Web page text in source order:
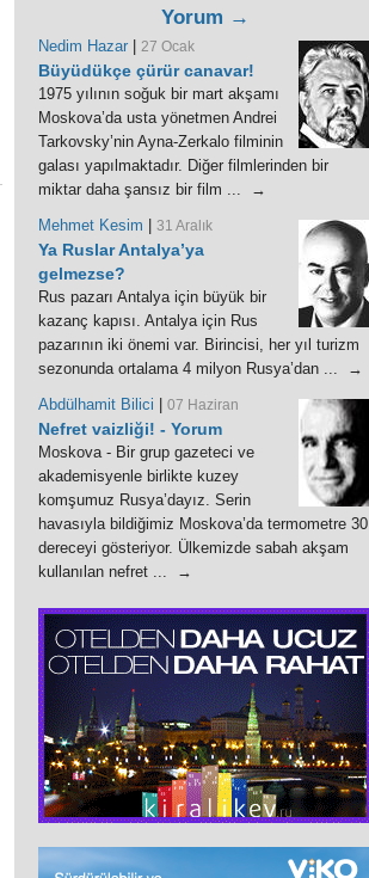
Yorum →
Nedim Hazar 27 Ocak
Büyüdükçe çürür canavar!
1975 yılının soğuk bir mart akşamı
Moskova’da usta yönetmen Andrei
Tarkovsky’nin Ayna-Zerkalo filminin
galası yapılmaktadır. Diğer filmlerinden bir
miktar daha şansız bir film ... →
Mehmet Kesim
31 Aralık
​Ya Ruslar Antalya’ya
gelmezse?
Rus pazarı Antalya için büyük bir
kazanç kapısı. Antalya için Rus
pazarının iki önemi var. Birincisi, her yıl turizm
sezonunda ortalama 4 milyon Rusya’dan ... →
Abdülhamit Bilici
07 Haziran
Nefret vaizliği! - Yorum
Moskova - Bir grup gazeteci ve
akademisyenle birlikte kuzey
komşumuz Rusya’dayız. Serin
havasıyla bildiğimiz Moskova’da termometre 30
dereceyi gösteriyor. Ülkemizde sabah akşam
kullanılan nefret ... →